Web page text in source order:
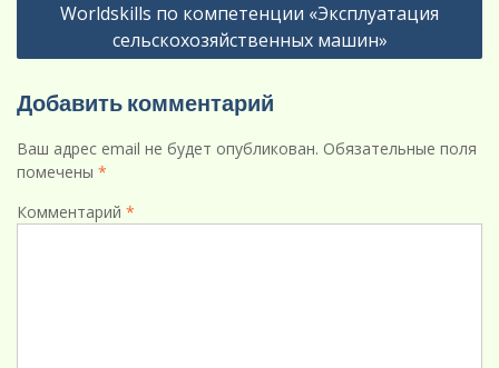
записям
Worldskills по компетенции «Эксплуатация
сельскохозяйственных машин»
Добавить комментарий
Ваш адрес email не будет опубликован. Обязательные поля
помечены *
Комментарий *